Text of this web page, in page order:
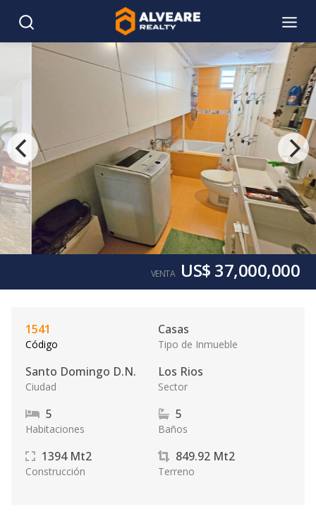
VENTA US$ 37,000,000
1541
Código
Casas
Tipo de Inmueble
Santo Domingo D.N.
Ciudad
Los Rios
Sector
5
Habitaciones
5
Baños
1394 Mt2
Construcción
849.92 Mt2
Terreno